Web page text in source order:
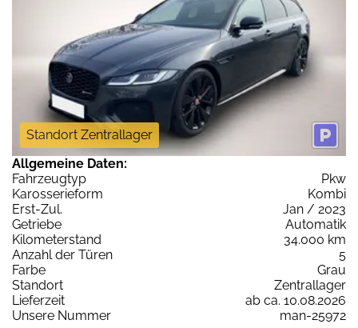
Standort Zentrallager
Allgemeine Daten:
Fahrzeugtyp
Pkw
Karosserieform
Kombi
Erst-Zul.
Jan / 2023
Getriebe
Automatik
Kilometerstand
34.000 km
Anzahl der Türen
5
Farbe
Grau
Standort
Zentrallager
Lieferzeit
ab ca. 10.08.2026
Unsere Nummer
man-25972